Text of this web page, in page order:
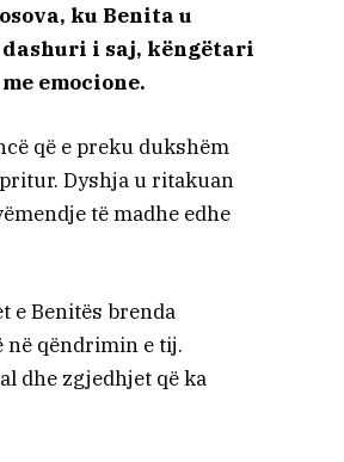
ku Benita u
i saj, këngëtari
emocione.
që e preku dukshëm
Dyshja u ritakuan
të madhe edhe
e Benitës brenda
në qëndrimin e tij.
dhe zgjedhjet që ka